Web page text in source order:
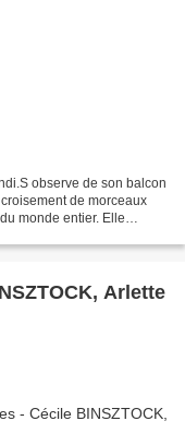
observe de son balcon
de morceaux
monde entier. Elle
Arlette